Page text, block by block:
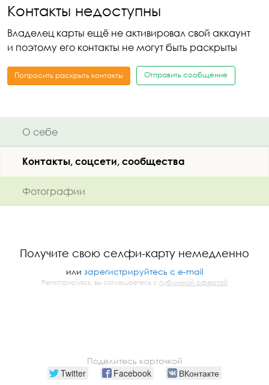
Контакты недоступны
Владелец карты ещё не активировал свой аккаунт
и поэтому его контакты не могут быть раскрыты
Попросить раскрыть контакты Отправить сообщение
О себе
Контакты, соцсети, сообщества
Фотографии
Получите свою селфи-карту немедленно
или зарегистрируйтесь с e-mail
Регистрируясь, вы соглашаетесь с публичной офертой
Поделитесь карточкой
Twitter Facebook
ВКонтакте